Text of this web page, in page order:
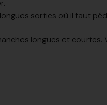
sorties où il faut
longues et